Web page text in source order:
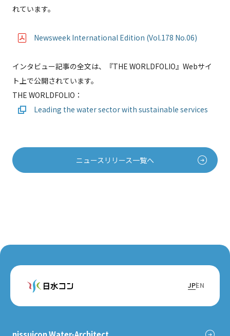
れています。
Newsweek International Edition (Vol.178 No.06)
インタビュー記事の全文は、『THE WORLDFOLIO』Webサイ
ト上で公開されています。
THE WORLDFOLIO：
Leading the water sector with sustainable services
ニュースリリース一覧へ
JPEN